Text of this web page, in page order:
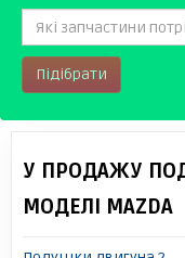
Підібрати
У ПРОДАЖУ
МОДЕЛІ MAZDA